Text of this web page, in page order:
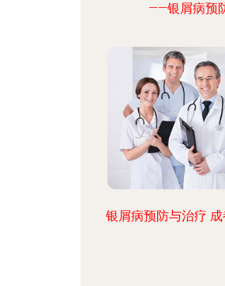
——银屑病预
银屑病预防与治疗